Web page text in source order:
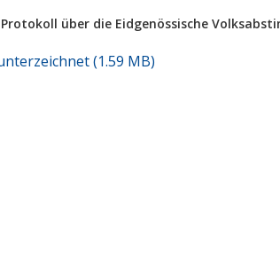
Protokoll über die Eidgenössische
(1.59 MB)